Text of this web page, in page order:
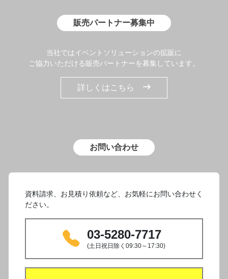
販売パートナー募集中
当社ではイベントソリューションの拡販に
ご協力いただける販売パートナーを募集しています。
詳しくはこちら
お問い合わせ
資料請求、お見積り依頼など、お気軽にお問い合わせく
ださい。
03-5280-7717
(土日祝日除く09:30～17:30)